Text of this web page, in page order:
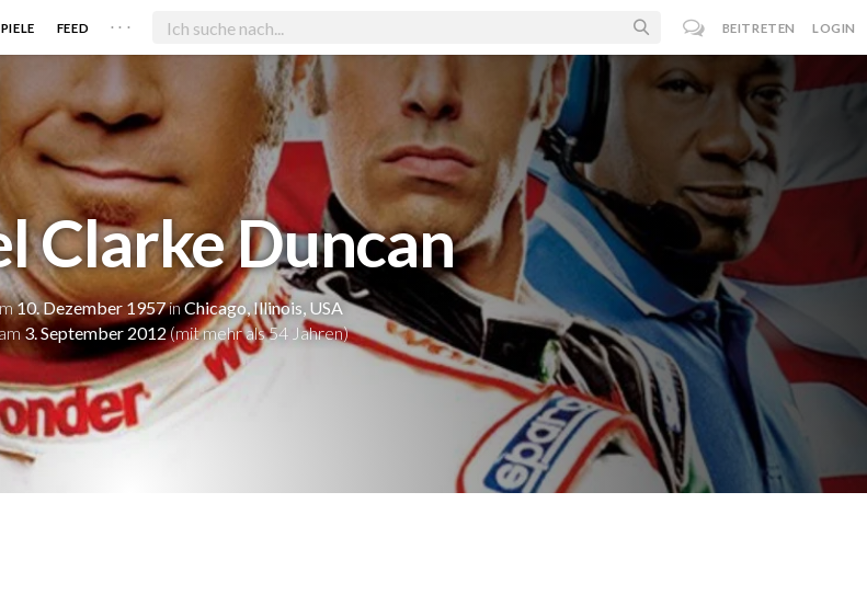
FEED . . . BEITRETEN LOGIN
Clarke Duncan
10. Dezember 1957inChicago, Illinois, USA
3. September 2012(mit mehr als 54 Jahren)